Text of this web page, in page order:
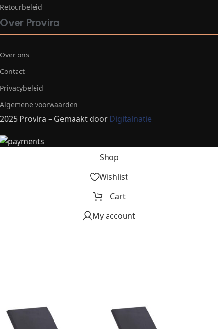
Retourbeleid
Over Provira
Over ons
Contact
Privacybeleid
Algemene voorwaarden
2025 Provira – Gemaakt door Digitalnatie
Shop
Wishlist
Cart
My account